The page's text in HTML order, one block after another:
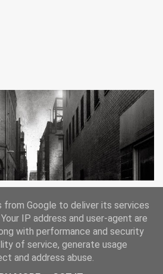
from Google to deliver its services
IP address and user-agent are
with performance and security
of service, generate usage
and address abuse.